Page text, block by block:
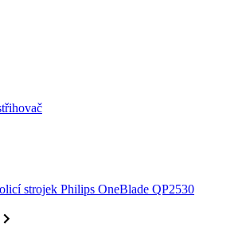
strojek Philips OneBlade QP2530